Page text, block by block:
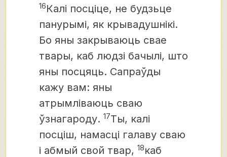
16Калі посціце, не будзьце
панурымі, як крывадушнікі.
Бо яны закрываюць свае
твары, каб людзі бачылі, што
яны посцяць. Сапраўды
кажу вам: яны
атрымліваюць сваю
ўзнагароду. 17Ты, калі
посціш, намасці галаву сваю
і абмый свой твар, 18каб